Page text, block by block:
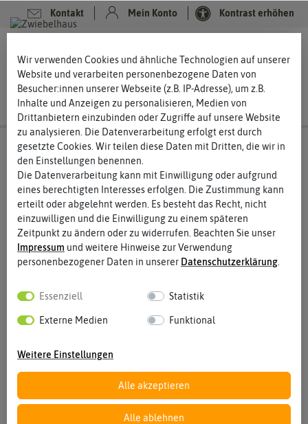
Kontakt Mein Konto Kontrast erhöhen
Vergrößern durch berühren
Wir verwenden Cookies und ähnliche Technologien auf unserer
Website und verarbeiten personenbezogene Daten von
Besucher:innen unserer Webseite (z.B. IP-Adresse), um z.B.
Inhalte und Anzeigen zu personalisieren, Medien von
Drittanbietern einzubinden oder Zugriffe auf unsere Website
zu analysieren. Die Datenverarbeitung erfolgt erst durch
gesetzte Cookies. Wir teilen diese Daten mit Dritten, die wir in
den Einstellungen benennen.
Die Datenverarbeitung kann mit Einwilligung oder aufgrund
eines berechtigten Interesses erfolgen. Die Zustimmung kann
erteilt oder abgelehnt werden. Es besteht das Recht, nicht
einzuwilligen und die Einwilligung zu einem späteren
Zeitpunkt zu ändern oder zu widerrufen. Beachten Sie unser
Impressum und weitere Hinweise zur Verwendung
personenbezogener Daten in unserer Daten­schutz­erklärung
Essenziell Statistik
Externe Medien Funktional
Weitere Einstellungen
Alle akzeptieren
Alle ablehnen